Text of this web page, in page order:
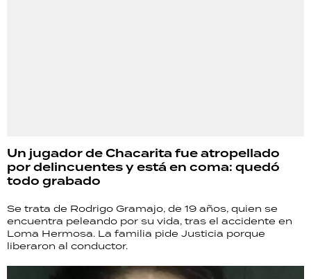
Un jugador de Chacarita fue atropellado
por delincuentes y está en coma: quedó
todo grabado
Se trata de Rodrigo Gramajo, de 19 años, quien se
encuentra peleando por su vida, tras el accidente en
Loma Hermosa. La familia pide Justicia porque
liberaron al conductor.